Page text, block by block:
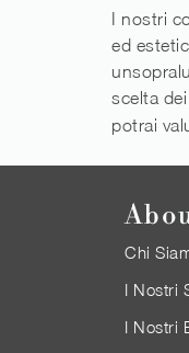
I nostri
ed
scelta
potrai
Chi
I Nostri
I Nostri